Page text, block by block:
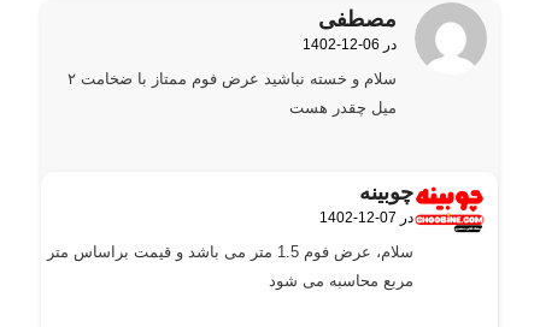
مصطفی
گفته:1402-12-06 در
سلام و خسته نباشید عرض فوم ممتاز با ضخامت ۲
میل چقدر هست
چوبینه
گفته:1402-12-07 در
سلام، عرض فوم 1.5 متر می باشد و قیمت براساس متر
مربع محاسبه می شود